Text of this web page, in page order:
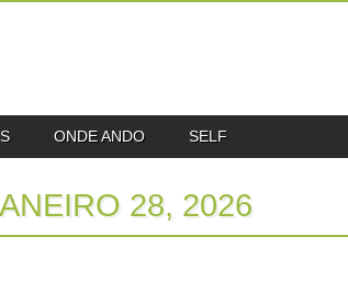
ONDE ANDO SELF
28, 2026